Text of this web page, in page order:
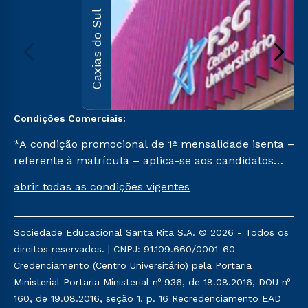
Caxias do Sul
Condições Comerciais:
*A condição promocional de 1ª mensalidade isenta –
referente à matrícula – aplica-se aos candidatos
na prova on-line ou agendada, que ofertam bolsas
semestre de 2023, que ainda não tenham efetivado
e/ou não tenham cancelado ou trancado sua
matrícula em uma das Instituições da Cruzeiro do
Sul Educacional, no período de 1 ano. Tais condições
não se aplicam aos cursos de Medicina, e também
abrir todas as condições vigentes
Sociedade Educacional Santa Rita S.A. © 2026 - Todos os
direitos reservados. | CNPJ: 91.109.660/0001-60
Credenciamento (Centro Universitário) pela Portaria
Ministerial Portaria Ministerial nº 936, de 18.08.2016, DOU nº
160, de 19.08.2016, seção 1, p. 16 Recredenciamento EAD